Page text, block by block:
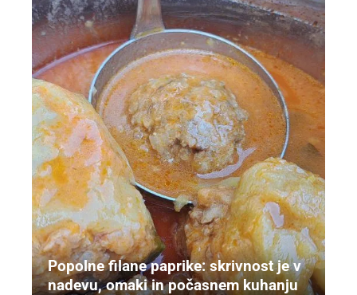
Popolne filane paprike: skrivnost je v
nadevu, omaki in počasnem kuhanju